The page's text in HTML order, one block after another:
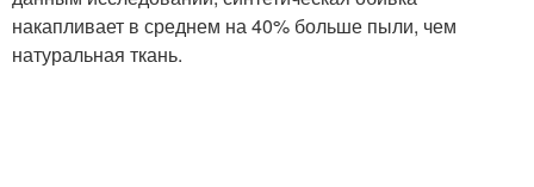
накапливает в среднем на 40% больше пыли, чем
натуральная ткань.